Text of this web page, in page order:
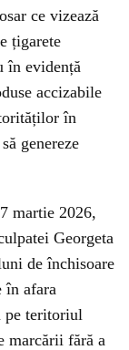
ce vizează
țigarete
în evidență
accizabile
în
genereze
martie 2026,
Georgeta
de închisoare
în afara
pe teritoriul
marcării fără a